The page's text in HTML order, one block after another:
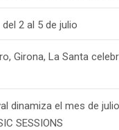
2 al 5 de julio
Girona, La Santa
dinamiza el mes de
SESSIONS